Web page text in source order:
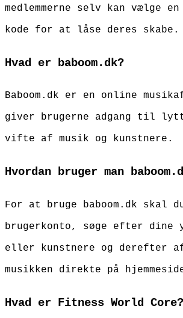
medlemmerne selv kan vælge
kode for at låse deres
Hvad er baboom.dk?
Baboom.dk er en online
giver brugerne adgang til
vifte af musik og kunstnere.
Hvordan bruger man
For at bruge baboom.dk skal
brugerkonto, søge efter dine
eller kunstnere og derefter
musikken direkte på
Hvad er Fitness World Core?